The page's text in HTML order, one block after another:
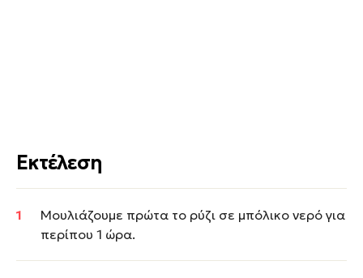
Εκτέλεση
Μουλιάζουμε πρώτα το ρύζι σε μπόλικο νερό για
περίπου 1 ώρα.